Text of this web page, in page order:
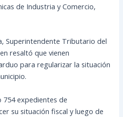
de Industria y Comercio,
Superintendente Tributario del
resaltó que vienen
para regularizar la situación
754 expedientes de
su situación fiscal y luego de